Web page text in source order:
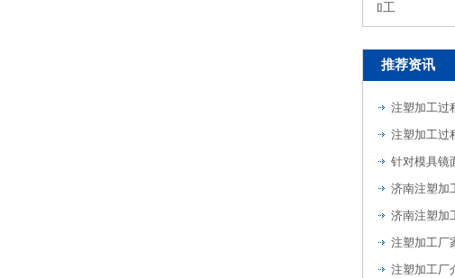
摄像头注塑模具加工
推荐资讯
注塑加工过
注塑加工过
针对模具镜
注塑加工厂
注塑加工厂